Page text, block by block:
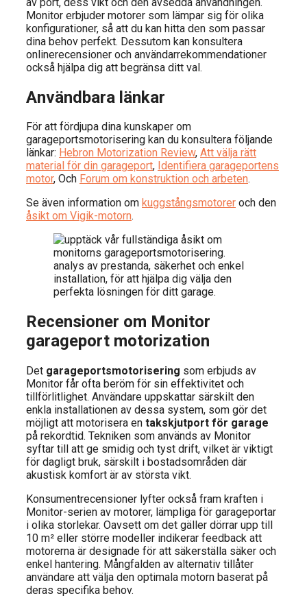
Monitor erbjuder motorer som lämpar sig för olika
konfigurationer, så att du kan hitta den som passar
dina behov perfekt. Dessutom kan konsultera
onlinerecensioner och användarrekommendationer
också hjälpa dig att begränsa ditt val.
Användbara länkar
För att fördjupa dina kunskaper om
garageportsmotorisering kan du konsultera följande
länkar: Hebron Motorization Review, Att välja rätt
material för din garageport, Identifiera garageportens
motor, Och Forum om konstruktion och arbeten.
Se även information om kuggstångsmotorer och den
åsikt om Vigik-motorn.
Recensioner om Monitor
garageport motorization
Det garageportsmotorisering som erbjuds av
Monitor får ofta beröm för sin effektivitet och
tillförlitlighet. Användare uppskattar särskilt den
enkla installationen av dessa system, som gör det
möjligt att motorisera en takskjutport för garage
på rekordtid. Tekniken som används av Monitor
syftar till att ge smidig och tyst drift, vilket är viktigt
för dagligt bruk, särskilt i bostadsområden där
akustisk komfort är av största vikt.
Konsumentrecensioner lyfter också fram kraften i
Monitor-serien av motorer, lämpliga för garageportar
i olika storlekar. Oavsett om det gäller dörrar upp till
10 m² eller större modeller indikerar feedback att
motorerna är designade för att säkerställa säker och
enkel hantering. Mångfalden av alternativ tillåter
användare att välja den optimala motorn baserat på
deras specifika behov.